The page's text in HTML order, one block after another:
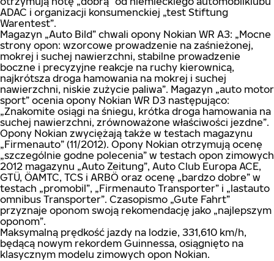
ADAC i organizacji konsumenckiej „test Stiftung
Warentest”.
Magazyn „Auto Bild” chwali opony Nokian WR A3: „Mocne
strony opon: wzorcowe prowadzenie na zaśnieżonej,
mokrej i suchej nawierzchni, stabilne prowadzenie
boczne i precyzyjne reakcje na ruchy kierownicą,
najkrótsza droga hamowania na mokrej i suchej
nawierzchni, niskie zużycie paliwa”. Magazyn „auto motor
sport” ocenia opony Nokian WR D3 następująco:
„Znakomite osiągi na śniegu, krótka droga hamowania na
suchej nawierzchni, zrównoważone właściwości jezdne”.
Opony Nokian zwyciężają także w testach magazynu
„Firmenauto” (11/2012). Opony Nokian otrzymują ocenę
„szczególnie godne polecenia” w testach opon zimowych
2012 magazynu „Auto Zeitung”, Auto Club Europa ACE,
GTÜ, ÖAMTC, TCS i ARBÖ oraz ocenę „bardzo dobre” w
testach „promobil”, „Firmenauto Transporter” i „lastauto
omnibus Transporter”. Czasopismo „Gute Fahrt”
przyznaje oponom swoją rekomendację jako „najlepszym
oponom”.
Maksymalną prędkość jazdy na lodzie, 331,610 km/h,
będącą nowym rekordem Guinnessa, osiągnięto na
klasycznym modelu zimowych opon Nokian.